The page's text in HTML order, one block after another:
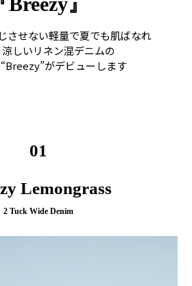
させない軽量で夏でも肌ばなれ
しいリネン混デニムの
がデビューします
01
Lemongrass
2 Tuck Wide Denim